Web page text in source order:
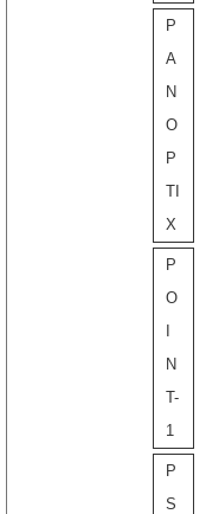
P
A
N
O
P
TI
X
P
O
N
T-
1
P
S